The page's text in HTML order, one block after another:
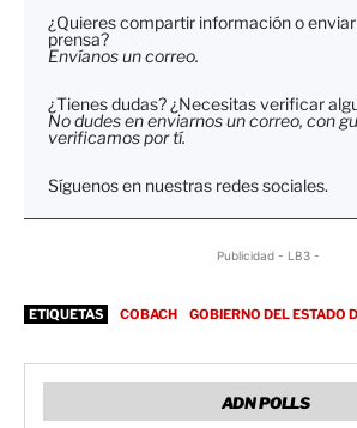
¿Quieres compartir información o
prensa?
Envíanos un correo.
¿Tienes dudas? ¿Necesitas verificar
No dudes en enviarnos un correo, con
verificamos por tí.
Síguenos en nuestras redes sociales.
Publicidad - LB3 -
ETIQUETAS COBACH GOBIERNO DEL ESTADO
ADN POLLS